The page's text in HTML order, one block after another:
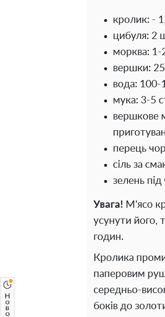
кролик: -
цибуля: 2
морква: 1-
вершки:
вода: 100-
мука: 3-5
вершкове
перець
сіль за
зелень під
Увага! М'ясо
усунути його,
годин.
Кролика
паперовим
середньо-
боків до